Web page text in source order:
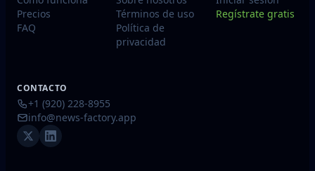
Precios
FAQ
Términos de uso
Política de
privacidad
Regístrate gratis
CONTACTO
+1 (920) 228-8955
info@news-factory.app